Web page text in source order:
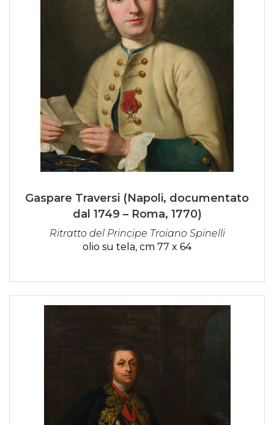
Gaspare Traversi (Napoli, documentato
dal 1749 – Roma, 1770)
Ritratto del Principe Troiano Spinelli
olio su tela, cm 77 x 64